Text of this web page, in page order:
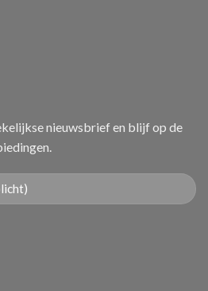
nieuwsbrief en blijf op de